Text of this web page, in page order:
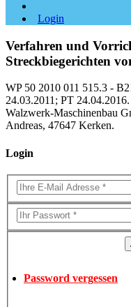
Login
Verfahren und
Streckbiegerichten
WP 50 2010 011 515.3 -
24.03.2011; PT
Walzwerk-Maschinenbau
Andreas, 47647 Kerken.
Login
Password vergessen